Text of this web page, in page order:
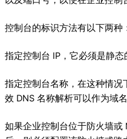
控制台的标识方法有以下两种
指定控制台 IP，它必须是静态
指定控制台名称，在这种情况
效 DNS 名称解析可以作为域
如果企业控制台位于防火墙或